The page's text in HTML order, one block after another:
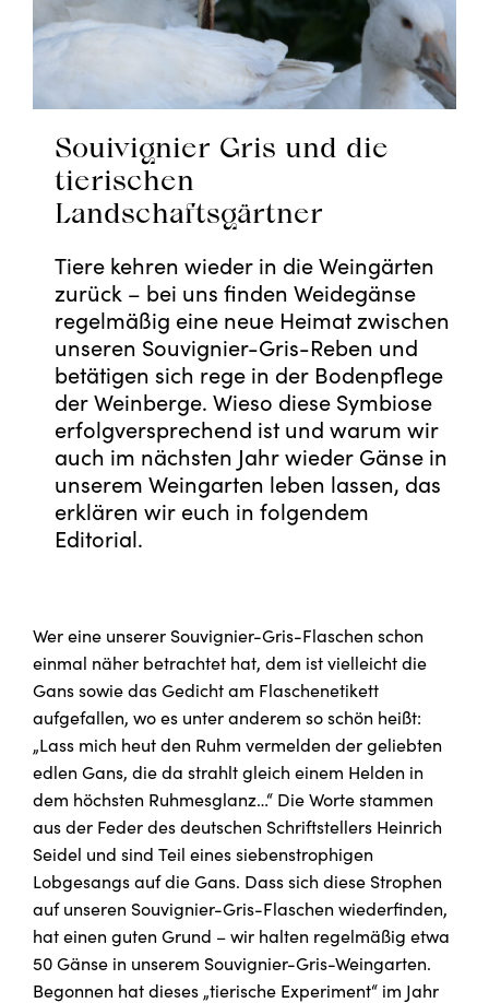
Souivignier Gris und die
tierischen
Landschaftsgärtner
Tiere kehren wieder in die Weingärten
zurück – bei uns finden Weidegänse
regelmäßig eine neue Heimat zwischen
unseren Souvignier-Gris-Reben und
betätigen sich rege in der Bodenpflege
der Weinberge. Wieso diese Symbiose
erfolgversprechend ist und warum wir
auch im nächsten Jahr wieder Gänse in
unserem Weingarten leben lassen, das
erklären wir euch in folgendem
Editorial.
Wer eine unserer Souvignier-Gris-Flaschen schon
einmal näher betrachtet hat, dem ist vielleicht die
Gans sowie das Gedicht am Flaschenetikett
aufgefallen, wo es unter anderem so schön heißt:
„Lass mich heut den Ruhm vermelden der geliebten
edlen Gans, die da strahlt gleich einem Helden in
dem höchsten Ruhmesglanz…“ Die Worte stammen
aus der Feder des deutschen Schriftstellers Heinrich
Seidel und sind Teil eines siebenstrophigen
Lobgesangs auf die Gans. Dass sich diese Strophen
auf unseren Souvignier-Gris-Flaschen wiederfinden,
hat einen guten Grund – wir halten regelmäßig etwa
50 Gänse in unserem Souvignier-Gris-Weingarten.
Begonnen hat dieses „tierische Experiment“ im Jahr